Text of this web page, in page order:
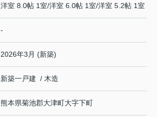
洋室 8.0帖 1室/洋室 6.0帖 1室/洋室 5.2帖 1室
-
2026年3月 (新築)
新築一戸建 / 木造
熊本県菊池郡大津町大字下町